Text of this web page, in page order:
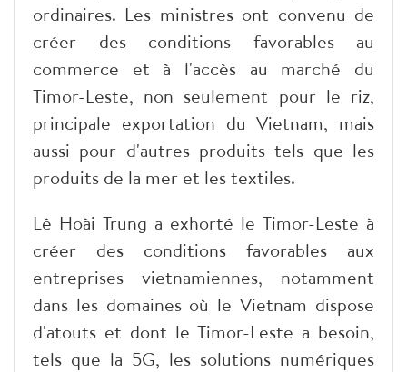
ordinaires. Les ministres ont convenu de
créer des conditions favorables au
commerce et à l'accès au marché du
Timor-Leste, non seulement pour le riz,
principale exportation du Vietnam, mais
aussi pour d'autres produits tels que les
produits de la mer et les textiles.
Lê Hoài Trung a exhorté le Timor-Leste à
créer des conditions favorables aux
entreprises vietnamiennes, notamment
dans les domaines où le Vietnam dispose
d'atouts et dont le Timor-Leste a besoin,
tels que la 5G, les solutions numériques